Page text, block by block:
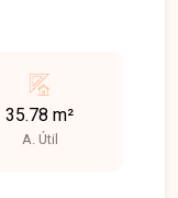
35.78 m²
A. Útil